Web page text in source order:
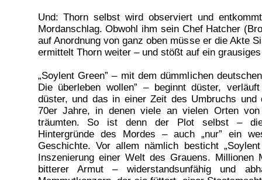
Und: Thorn selbst wird observiert und
Mordanschlag. Obwohl ihm sein Chef Hatcher
auf Anordnung von ganz oben müsse er die Akte
ermittelt Thorn weiter – und stößt auf ein
„Soylent Green” – mit dem dümmlichen
Die überleben wollen” – beginnt düster,
düster, und das in einer Zeit des Umbruchs und
70er Jahre, in denen viele an vielen Orten
träumten. So ist denn der Plot selbst – die
Hintergründe des Mordes – auch „nur” ein
Geschichte. Vor allem nämlich besticht
Inszenierung einer Welt des Grauens. Millionen
bitterer Armut – widerstandsunfähig und